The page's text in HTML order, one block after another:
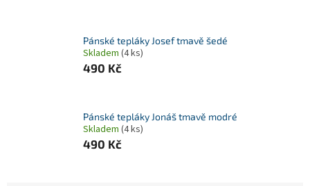
Pánské tepláky Josef tmavě šedé
Skladem (4 ks)
490 Kč
Pánské tepláky Jonáš tmavě modré
Skladem (4 ks)
490 Kč